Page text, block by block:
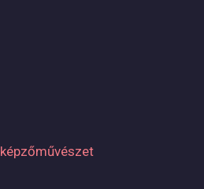
képzőművészet